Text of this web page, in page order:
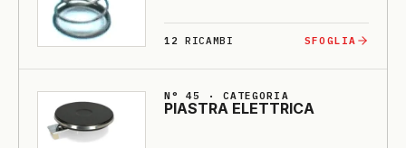
12 RICAMBI SFOGLIA
N° 45 · CATEGORIA
PIASTRA E­LETTRI­CA